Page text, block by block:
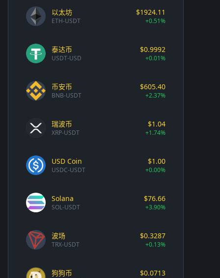
以太坊
ETH-USDT
$1924.11
+0.51%
泰达币
USDT-USD
$0.9992
+0.01%
币安币
BNB-USDT
$605.40
+2.37%
瑞波币
XRP-USDT
$1.04
+1.74%
USD Coin
USDC-USDT
$1.00
+0.00%
Solana
SOL-USDT
$76.66
+3.90%
波场
TRX-USDT
$0.3287
+0.13%
狗狗币 $0.0713